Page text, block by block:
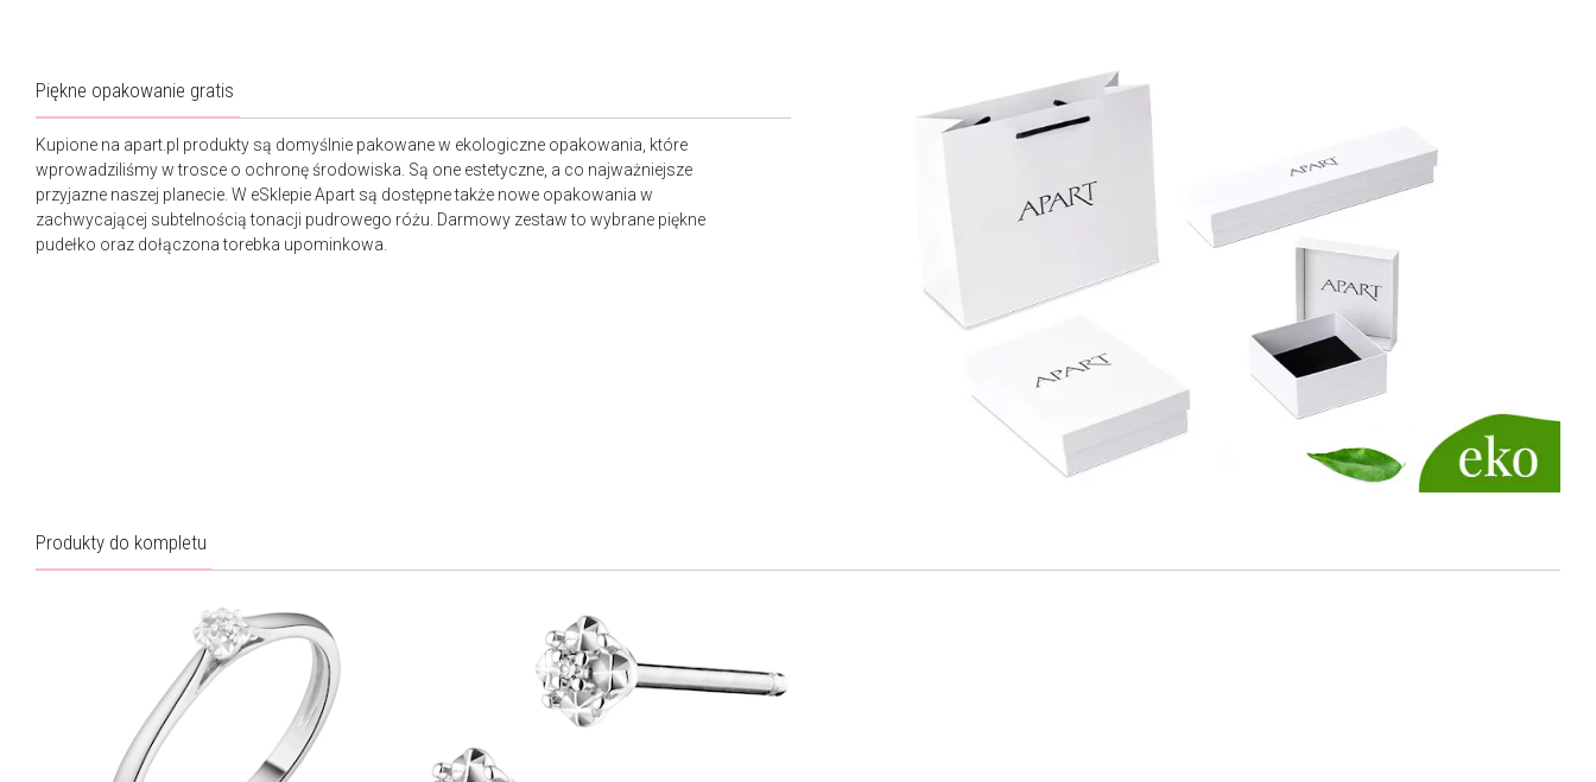
Piękne opakowanie gratis
Kupione na apart.pl produkty są domyślnie pakowane w ekologiczne opakowania, które
wprowadziliśmy w trosce o ochronę środowiska. Są one estetyczne, a co najważniejsze
przyjazne naszej planecie. W eSklepie Apart są dostępne także nowe opakowania w
zachwycającej subtelnością tonacji pudrowego różu. Darmowy zestaw to wybrane piękne
pudełko oraz dołączona torebka upominkowa.
Produkty do kompletu